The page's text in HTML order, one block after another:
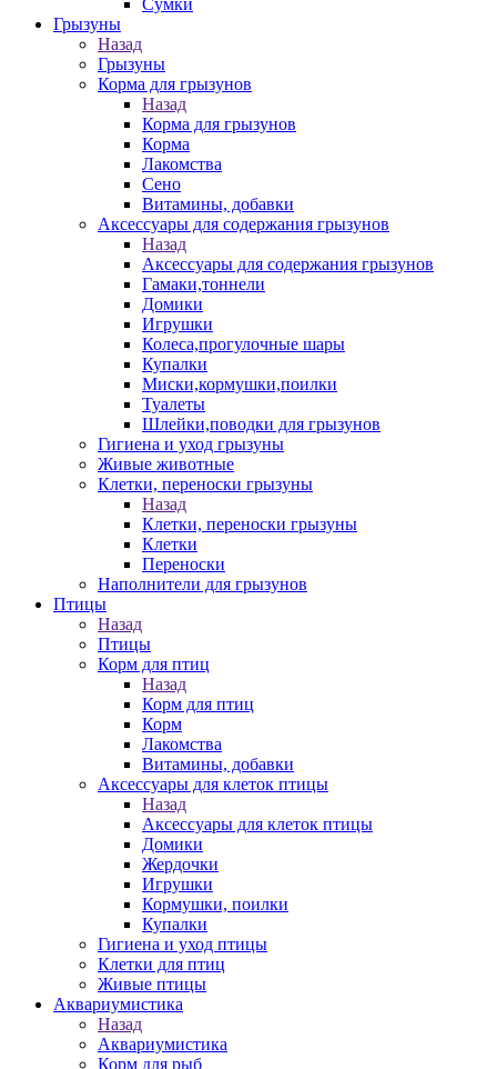
Сумки
Грызуны
Назад
Грызуны
Корма для грызунов
Назад
Корма для грызунов
Корма
Лакомства
Сено
Витамины, добавки
Аксессуары для содержания грызунов
Назад
Аксессуары для содержания грызунов
Гамаки,тоннели
Домики
Игрушки
Колеса,прогулочные шары
Купалки
Миски,кормушки,поилки
Туалеты
Шлейки,поводки для грызунов
Гигиена и уход грызуны
Живые животные
Клетки, переноски грызуны
Назад
Клетки, переноски грызуны
Клетки
Переноски
Наполнители для грызунов
Птицы
Назад
Птицы
Корм для птиц
Назад
Корм для птиц
Корм
Лакомства
Витамины, добавки
Аксессуары для клеток птицы
Назад
Аксессуары для клеток птицы
Домики
Жердочки
Игрушки
Кормушки, поилки
Купалки
Гигиена и уход птицы
Клетки для птиц
Живые птицы
Аквариумистика
Назад
Аквариумистика
Корм для рыб